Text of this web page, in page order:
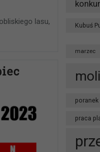
lasu,
Kubuś
marzec
poranek
praca